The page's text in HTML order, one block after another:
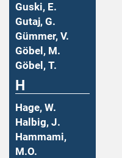
Guski, E.
Gutaj, G.
Gümmer, V.
Göbel, M.
Göbel, T.
H
Hage, W.
Halbig, J.
Hammami,
M.O.